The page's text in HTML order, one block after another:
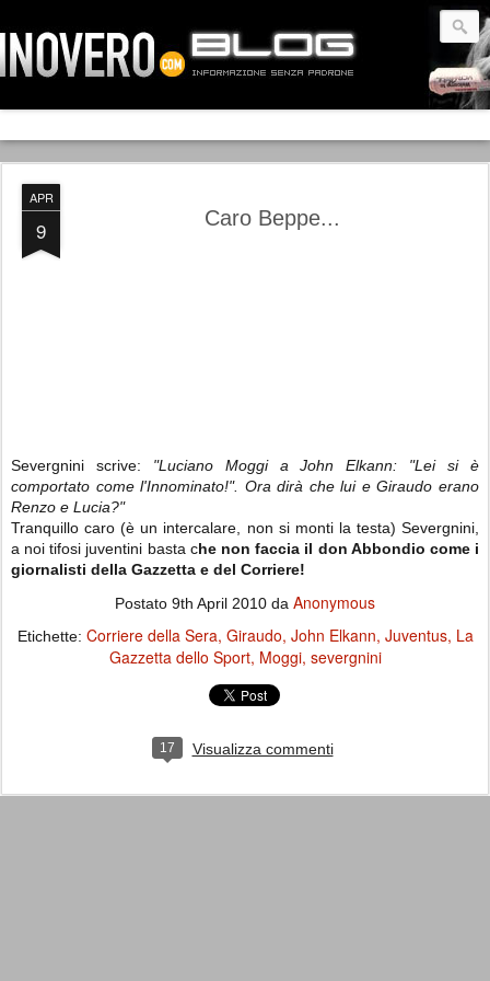
APR
9 Caro Beppe...
Severgnini scrive: "Luciano Moggi a John Elkann: "Lei si è
comportato come l'Innominato!". Ora dirà che lui e Giraudo erano
Renzo e Lucia?"
Tranquillo caro (è un intercalare, non si monti la testa) Severgnini,
a noi tifosi juventini basta che non faccia il don Abbondio come i
giornalisti della Gazzetta e del Corriere!
Postato 9th April 2010 da Anonymous
Etichette: Corriere della Sera Giraudo John Elkann Juventus La
Gazzetta dello Sport Moggi severgnini
17 Visualizza commenti